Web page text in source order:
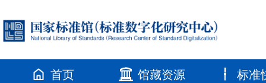
首页 馆藏资源 标准